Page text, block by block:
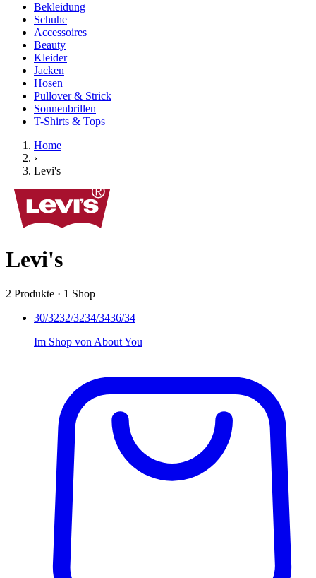
Bekleidung
Schuhe
Accessoires
Beauty
Kleider
Jacken
Hosen
Pullover & Strick
Sonnenbrillen
T-Shirts & Tops
Home
›
Levi's
Levi's
2 Produkte · 1 Shop
30/3232/3234/3436/34
Im Shop von About You